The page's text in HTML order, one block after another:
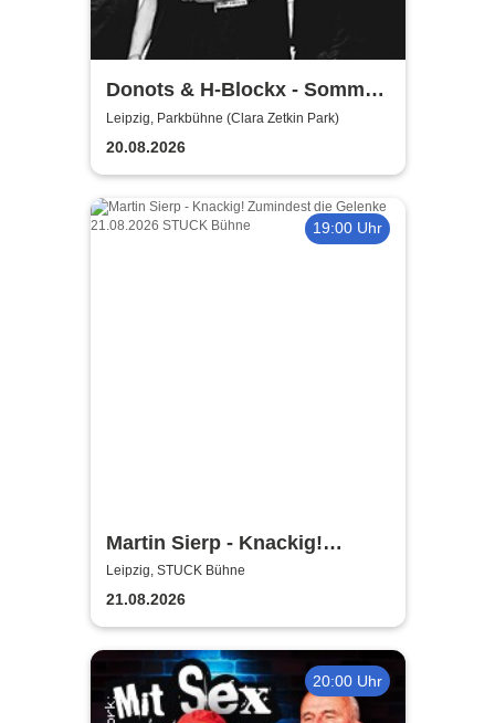
Donots & H-Blockx - Sommer
Shows 2026
Leipzig, Parkbühne (Clara Zetkin Park)
20.08.2026
19:00 Uhr
Martin Sierp - Knackig!
Zumindest die Gelenke
Leipzig, STUCK Bühne
21.08.2026
20:00 Uhr